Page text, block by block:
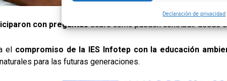
Declaración de privacidad
con preguntassobre cómo pueden contribuir desde
el compromiso de la IES Infotep con la educación
para las futuras generaciones.